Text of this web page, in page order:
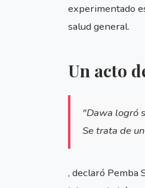
experimentado
salud general.
Un acto
"Dawa logró
Se trata de
, declaró Pemba